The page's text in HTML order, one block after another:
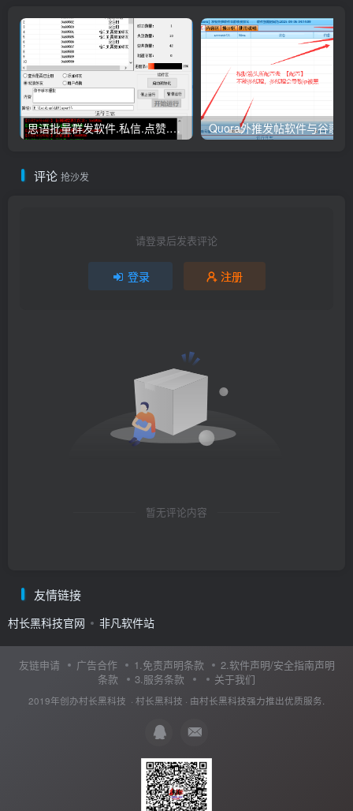
思语批量群发软件.私信.点赞.加好友功能+查询手机是否已注册账号
评论 抢沙发
请登录后发表评论
登录 注册
暂无评论内容
友情链接
村长黑科技官网 非凡软件站
友链申请 广告合作 1.免责声明条款
2.软件声明/安全指南声明
条款
3.服务条款 关于我们
2019年创办村长黑科技 · 村长黑科技 · 由村长黑科技强力推出优质服务.